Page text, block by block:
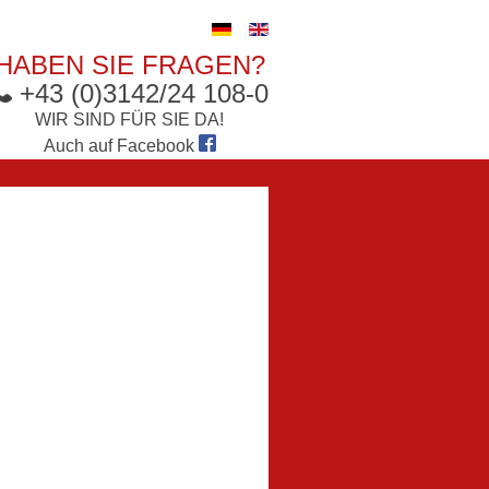
SIE FRAGEN?
+43 (0)3142/24 108-0
WIR SIND FÜR SIE DA!
Auch auf Facebook